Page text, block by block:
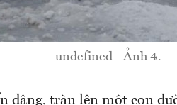
undefined - Ảnh 4.
dâng, tràn lên một con